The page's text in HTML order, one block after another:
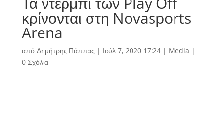
κρίνονται στη Novasports
Arena
από Δημήτρης Πάππας | Ιούλ 7, 2020 17:24| Media |
0 Σχόλια